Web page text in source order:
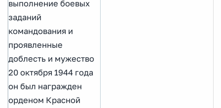
выполнение боевых
заданий
командования и
проявленные
доблесть и мужество
20 октября 1944 года
он был награжден
орденом Красной